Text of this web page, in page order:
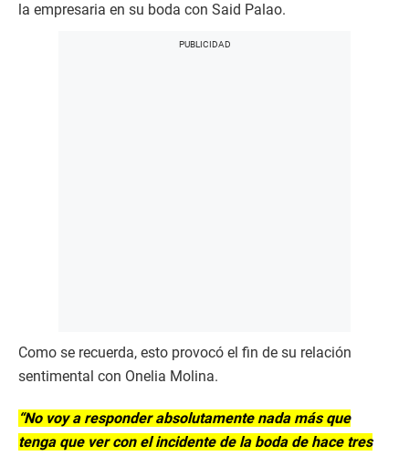
la empresaria en su boda con Said Palao.
Como se recuerda, esto provocó el fin de su relación
sentimental con Onelia Molina.
“No voy a responder absolutamente nada más que
tenga que ver con el incidente de la boda de hace tres